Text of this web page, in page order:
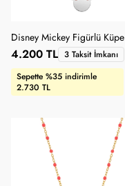
Disney Mickey Figürlü Küpe
Sepette %35 indirimle
2.730 TL
4.200 TL 3 Taksit İmkanı